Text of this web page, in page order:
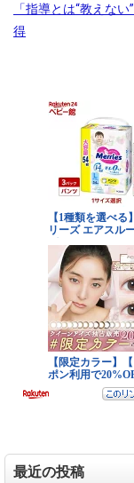
「指導とは“教えな
得
最近の投稿